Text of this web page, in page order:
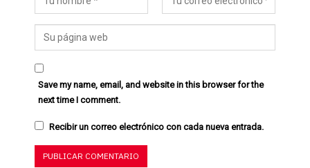
Save my name, email, and website in this browser for the
next time I comment.
Recibir un correo electrónico con cada nueva entrada.